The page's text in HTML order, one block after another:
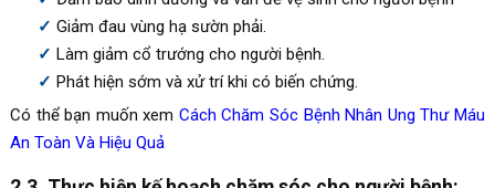
Giảm đau vùng hạ sườn phải.
Làm giảm cổ trướng cho người bệnh.
Phát hiện sớm và xử trí khi có biến chứng.
Có thể bạn muốn xem Cách Chăm Sóc Bệnh Nhân Ung Thư Máu
An Toàn Và Hiệu Quả